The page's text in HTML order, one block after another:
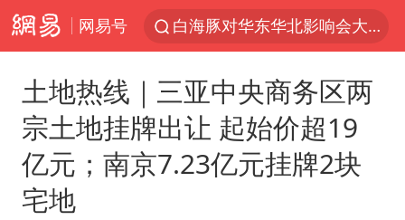
网易号
白海豚对华东华北影响会大于巴威
《披荆斩棘2026》阵容官宣
土地热线｜三亚中央商务区两
宗土地挂牌出让 起始价超19
亿元；南京7.23亿元挂牌2块
宅地